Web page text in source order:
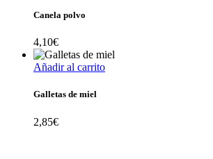
Canela polvo
4,10€
Añadir al carrito
Galletas de miel
2,85€